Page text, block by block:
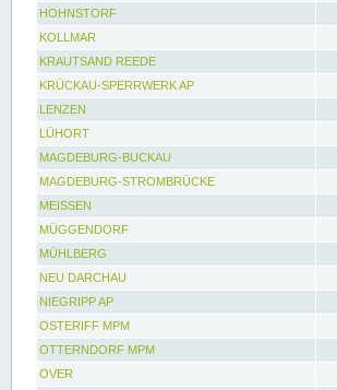
HOHNSTORF
KOLLMAR
KRAUTSAND REEDE
KRÜCKAU-SPERRWERK AP
LENZEN
LÜHORT
MAGDEBURG-BUCKAU
MAGDEBURG-STROMBRÜCKE
MEISSEN
MÜGGENDORF
MÜHLBERG
NEU DARCHAU
NIEGRIPP AP
OSTERIFF MPM
OTTERNDORF MPM
OVER